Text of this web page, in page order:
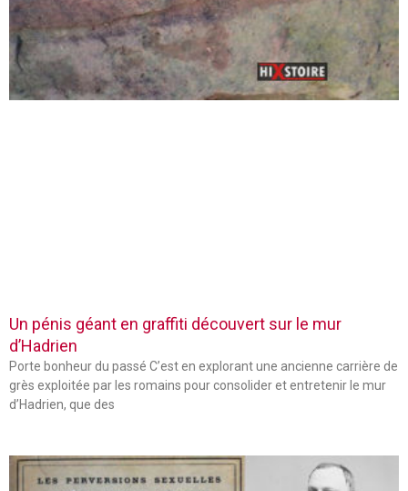
Un pénis géant en graffiti découvert sur le mur
d’Hadrien
Porte bonheur du passé C’est en explorant une ancienne carrière de
grès exploitée par les romains pour consolider et entretenir le mur
d’Hadrien, que des